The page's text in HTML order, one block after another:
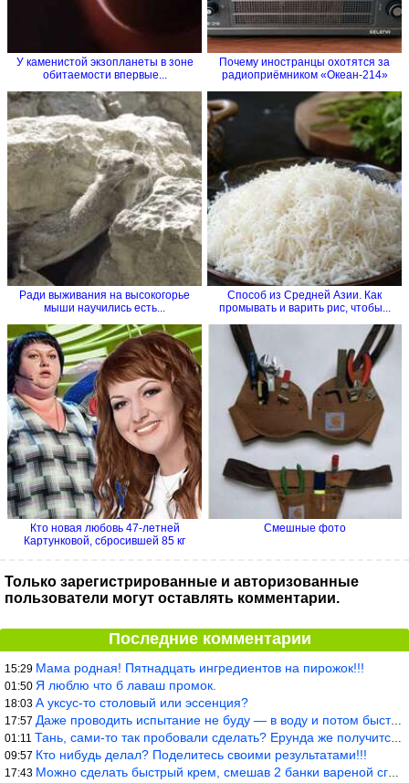
У каменистой экзопланеты в зоне
обитаемости впервые...
Почему иностранцы охотятся за
радиоприёмником «Океан-214»
Ради выживания на высокогорье
мыши научились есть...
Способ из Средней Азии. Как
промывать и варить рис, чтобы...
Кто новая любовь 47-летней
Картунковой, сбросившей 85 кг
Смешные фото
Только зарегистрированные и авторизованные
пользователи могут оставлять комментарии.
Последние комментарии
15:29 Мама родная! Пятнадцать ингредиентов на пирожок!!!
01:50 Я люблю что б лаваш промок.
18:03 А уксус-то столовый или эссенция?
17:57 Даже проводить испытание не буду — в воду и потом быстро в раска
01:11 Тань, сами-то так пробовали сделать? Ерунда же получится. Нет, с
09:57 Кто нибудь делал? Поделитесь своими результатами!!!
17:43 Можно сделать быстрый крем, смешав 2 банки вареной сгущенки со с